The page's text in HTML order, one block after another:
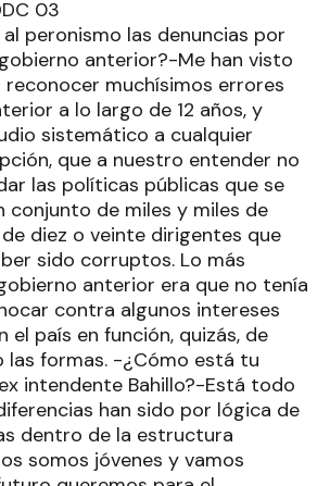
peronismo las denuncias por
anterior?-Me han visto
reconocer muchísimos errores
a lo largo de 12 años, y
sistemático a cualquier
que a nuestro entender no
las políticas públicas que se
conjunto de miles y miles de
diez o veinte dirigentes que
sido corruptos. Lo más
anterior era que no tenía
contra algunos intereses
el país en función, quizás, de
las formas. -¿Cómo está tu
intendente Bahillo?-Está todo
han sido por lógica de
dentro de la estructura
somos jóvenes y vamos